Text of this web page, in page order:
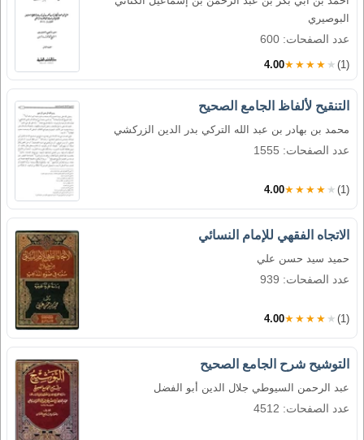
البوصيري
عدد الصفحات: 600
4.00★★★★★ (1)
التنقيح لألفاظ الجامع الصحيح
محمد بن بهادر بن عبد الله التركي بدر الدين الزركشي
عدد الصفحات: 1555
4.00★★★★★ (1)
الاتجاه الفقهي للإمام النسائي
حميد سيد حسن علي
عدد الصفحات: 939
4.00★★★★★ (1)
التوشيح شرح الجامع الصحيح
عبد الرحمن السيوطي جلال الدين أبو الفضل
عدد الصفحات: 4512